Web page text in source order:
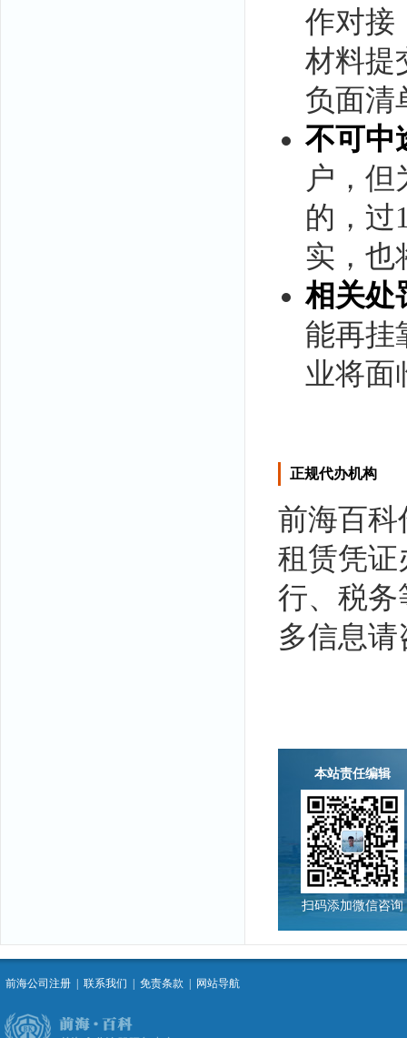
作对接
材料提
负面清
不可中
户，
的，过
实，也
相关处
能再挂
业将面
正规代办机构
前海百科
租赁凭证
行、税务
多信息
本站责任编辑
扫码添加微信咨询
前海公司注册 联系我们 免责条款 网站导航